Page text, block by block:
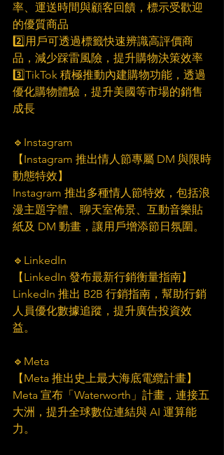
率、運送時間與顧客回饋，標示受歡迎
的優質商品
2️⃣用戶可透過標籤快速辨識高評價商
品，減少踩雷風險，提升購物決策效率
3️⃣TikTok 積極推動內建購物功能，透過
優化購物體驗，提升美國等市場的銷售
成長
🔹Instagram
【Instagram 推出情人節專屬 DM 與限時
動態特效】
Instagram 推出多種情人節特效，包括浪
漫主題字體、聊天室佈景、互動音樂貼
紙及 DM 動畫，讓用戶增添節日氛圍。
🔹LinkedIn
【LinkedIn 發布最新行銷衡量指南】
LinkedIn 推出 B2B 行銷指南，幫助行銷
人員優化數據追蹤，提升廣告投資效
益。
🔹Meta
【Meta 推出史上最大海底電纜計畫】
Meta 宣布「Waterworth」計畫，連接五
大洲，提升全球數位連結與 AI 運算能
力。